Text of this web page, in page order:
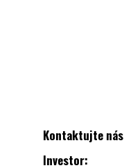
Kontaktujte nás
Investor: